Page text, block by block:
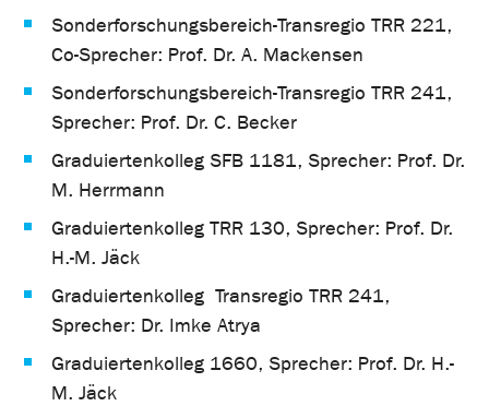
Sonderforschungsbereich-Transregio TRR 221,
Co-Sprecher: Prof. Dr. A. Mackensen
Sonderforschungsbereich-Transregio TRR 241,
Sprecher: Prof. Dr. C. Becker
Graduiertenkolleg SFB 1181, Sprecher: Prof. Dr.
M. Herrmann
Graduiertenkolleg TRR 130, Sprecher: Prof. Dr.
H.-M. Jäck
Graduiertenkolleg Transregio TRR 241,
Sprecher: Dr. Imke Atrya
Graduiertenkolleg 1660, Sprecher: Prof. Dr. H.-
M. Jäck